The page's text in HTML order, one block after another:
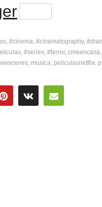
#cinema #cinematography
#series #terror cineencasa
musica peliculasnetflix